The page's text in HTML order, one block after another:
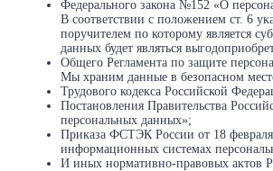
Федерального закона №152 «О
В соответствии с положением ст. 6
поручителем по которому является
данных будет являться
Общего Регламента по защите
Мы храним данные в безопасном
Трудового кодекса Российской
Постановления Правительства
персональных данных»;
Приказа ФСТЭК России от 18 февраля
информационных системах
И иных нормативно-правовых актов